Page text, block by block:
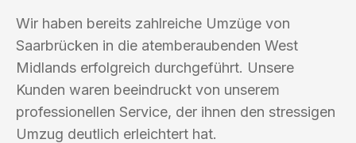
Wir haben bereits zahlreiche Umzüge von
Saarbrücken in die atemberaubenden West
Midlands erfolgreich durchgeführt. Unsere
Kunden waren beeindruckt von unserem
professionellen Service, der ihnen den stressigen
Umzug deutlich erleichtert hat.